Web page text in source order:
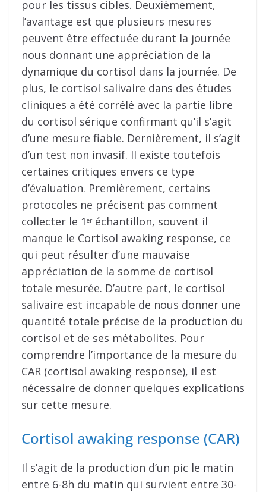
pour les tissus cibles. Deuxièmement,
l’avantage est que plusieurs mesures
peuvent être effectuée durant la journée
nous donnant une appréciation de la
dynamique du cortisol dans la journée. De
plus, le cortisol salivaire dans des études
cliniques a été corrélé avec la partie libre
du cortisol sérique confirmant qu’il s’agit
d’une mesure fiable. Dernièrement, il s’agit
d’un test non invasif. Il existe toutefois
certaines critiques envers ce type
d’évaluation. Premièrement, certains
protocoles ne précisent pas comment
collecter le 1 er échantillon, souvent il
manque le Cortisol awaking response, ce
qui peut résulter d’une mauvaise
appréciation de la somme de cortisol
totale mesurée. D’autre part, le cortisol
salivaire est incapable de nous donner une
quantité totale précise de la production du
cortisol et de ses métabolites. Pour
comprendre l’importance de la mesure du
CAR (cortisol awaking response), il est
nécessaire de donner quelques explications
sur cette mesure.
Cortisol awaking response (CAR)
Il s’agit de la production d’un pic le matin
entre 6-8h du matin qui survient entre 30-